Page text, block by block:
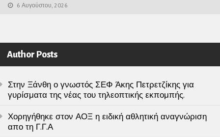
6 Αυγούστου, 2026
Author Posts
Στην Ξάνθη ο γνωστός ΣΕΦ Άκης Πετρετζίκης για
γυρίσματα της νέας του τηλεοπτικής εκπομπής.
Χορηγήθηκε στον ΑΟΞ η ειδική αθλητική αναγνώριση
απο τη Γ.Γ.Α